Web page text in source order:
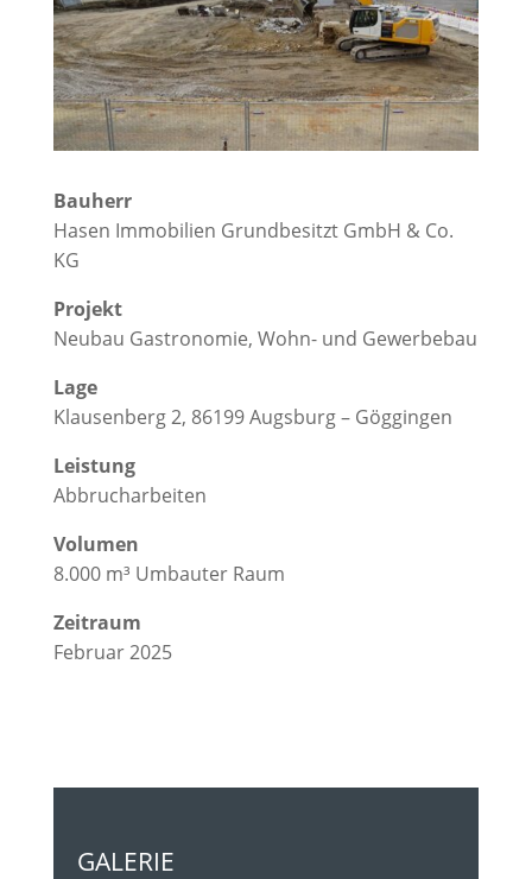
Bauherr
Hasen Immobilien Grundbesitzt GmbH & Co.
KG
Projekt
Neubau Gastronomie, Wohn- und Gewerbebau
Lage
Klausenberg 2, 86199 Augsburg – Göggingen
Leistung
Abbrucharbeiten
Volumen
8.000 m³ Umbauter Raum
Zeitraum
Februar 2025
GALERIE